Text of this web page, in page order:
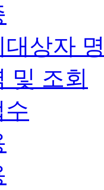
대상자
및 조회